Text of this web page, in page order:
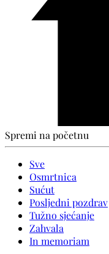
Spremi na početnu
Sve
Osmrtnica
Sućut
Posljedni pozdrav
Tužno sjećanje
Zahvala
In memoriam